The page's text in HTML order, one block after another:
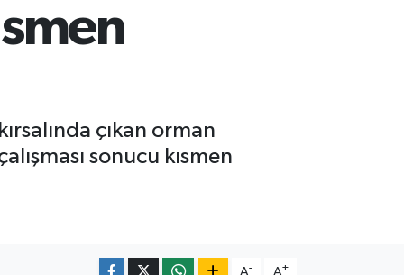
çıkan orman
sonucu kısmen
A- A+